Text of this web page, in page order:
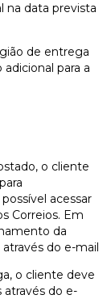
na data prevista
de entrega
para a
o cliente
acessar
Correios. Em
da
do e-mail
o cliente deve
do e-